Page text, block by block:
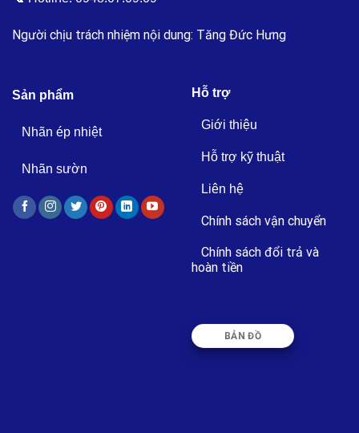
Người chịu trách nhiệm nội dung: Tăng Đức Hưng
Sản phẩm
Nhãn ép nhiệt
Nhãn sườn
Hỗ trợ
Giới thiệu
Hỗ trợ kỹ thuật
Liên hệ
Chính sách vận chuyển
Chính sách đổi trả và
hoàn tiền
BẢN ĐỒ